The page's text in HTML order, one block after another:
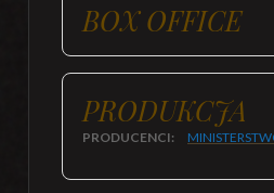
BOX OFFICE
PRODUKCJA
PRODUCENCI: